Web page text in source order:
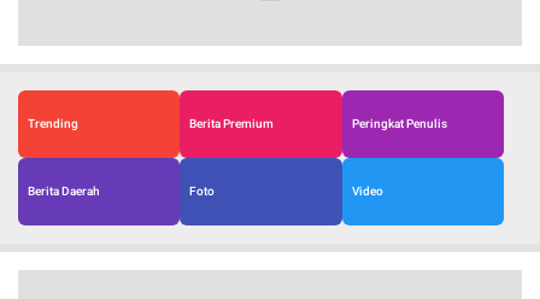
Trending Berita Premium Peringkat Penulis
Berita Daerah Foto Video